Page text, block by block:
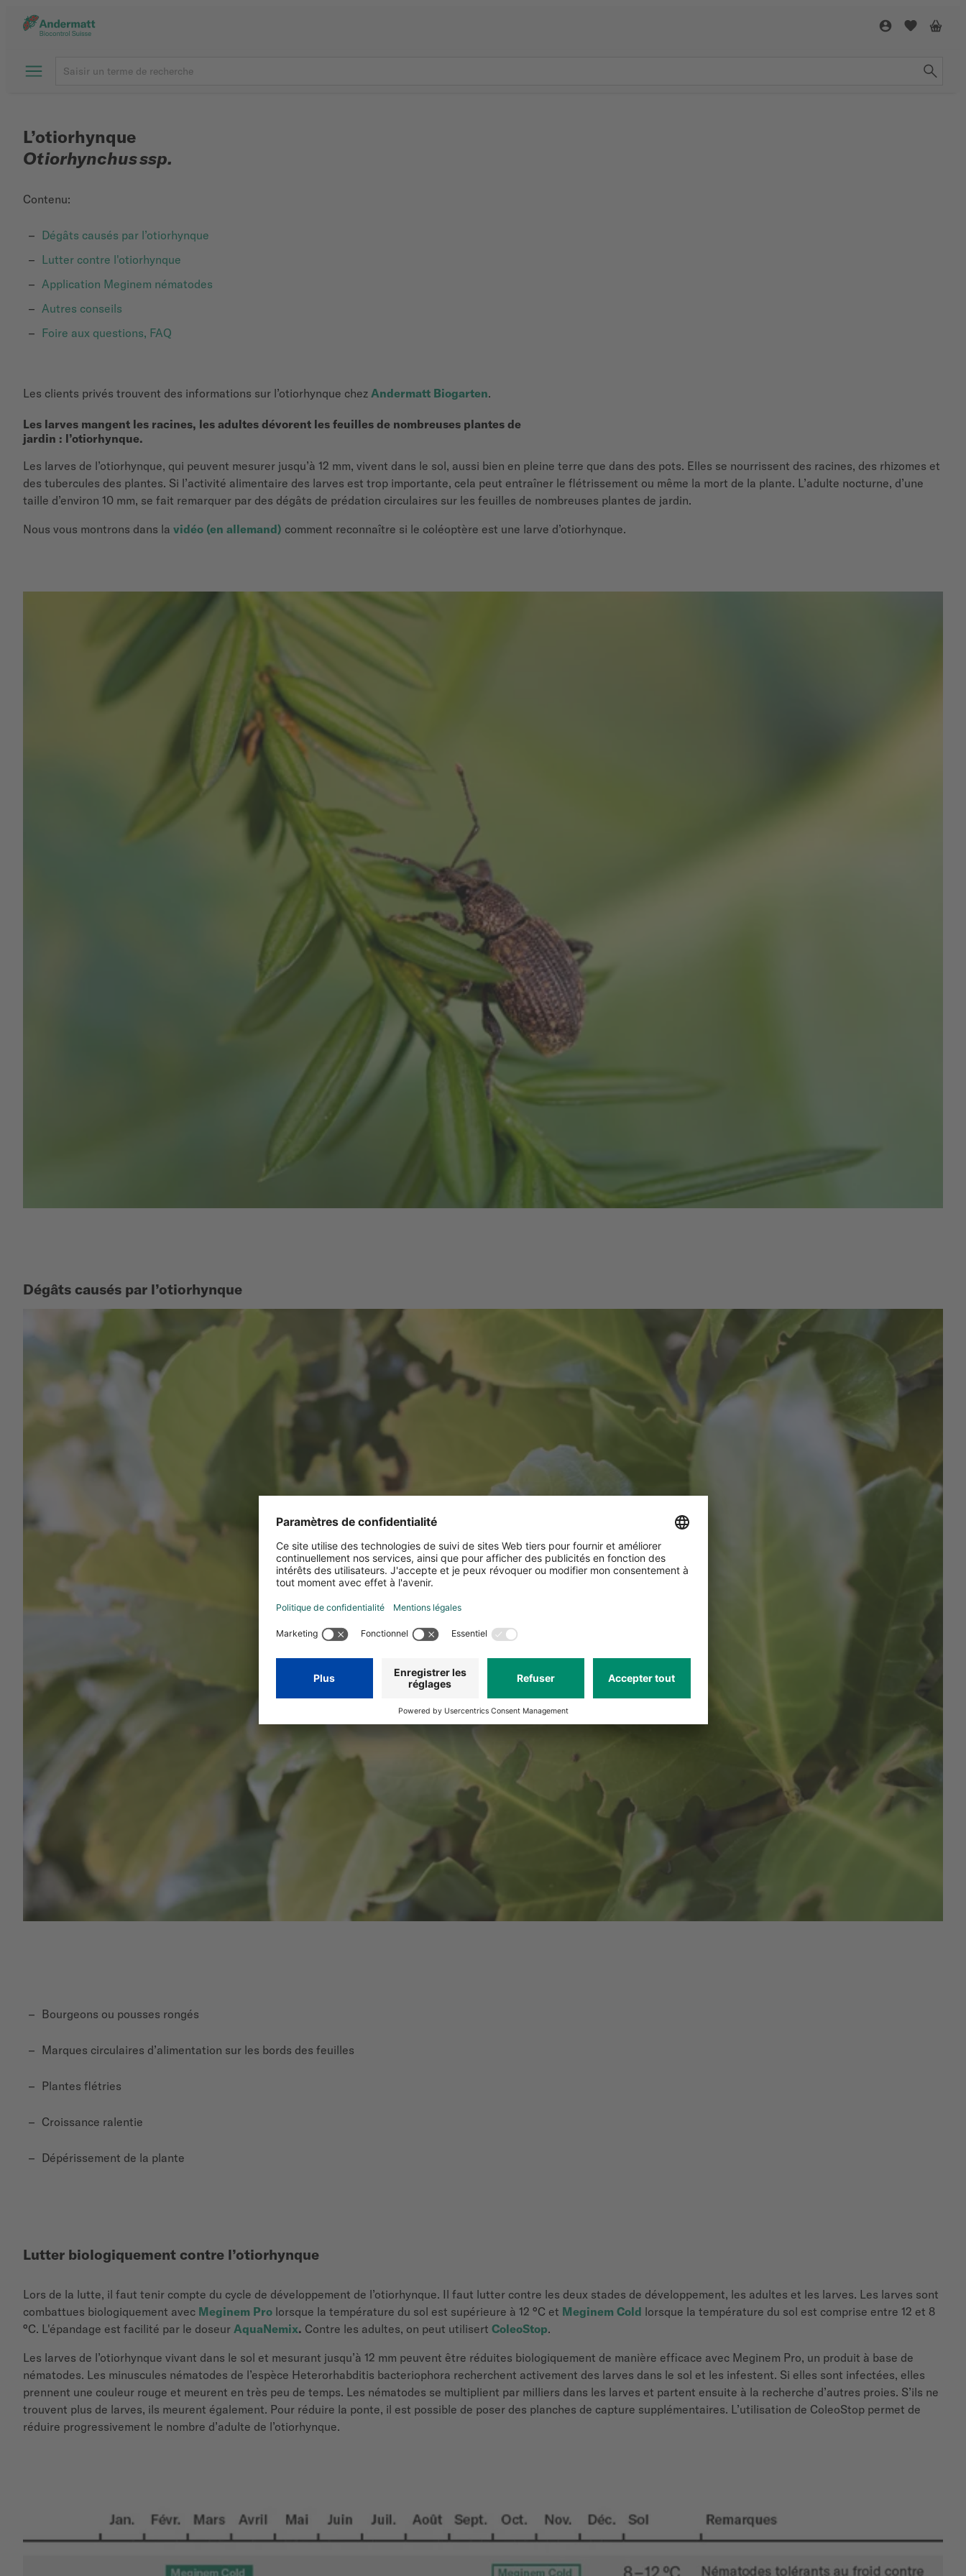
L’otiorhynque
Otiorhynchus ssp.
Contenu:
Dégâts causés par l’otiorhynque
Lutter contre l'otiorhynque
Application Meginem nématodes
Autres conseils
Foire aux questions, FAQ
Les clients privés trouvent des informations sur l’otiorhynque chez Andermatt Biogarten.
Les larves mangent les racines, les adultes dévorent les feuilles de nombreuses plantes de
jardin : l’otiorhynque.
Les larves de l’otiorhynque, qui peuvent mesurer jusqu’à 12 mm, vivent dans le sol, aussi bien en pleine terre que dans des pots. Elles se nourrissent des racines, des rhizomes et
des tubercules des plantes. Si l’activité alimentaire des larves est trop importante, cela peut entraîner le flétrissement ou même la mort de la plante. L’adulte nocturne, d’une
taille d’environ 10 mm, se fait remarquer par des dégâts de prédation circulaires sur les feuilles de nombreuses plantes de jardin.
Nous vous montrons dans la vidéo (en allemand) comment reconnaître si le coléoptère est une larve d’otiorhynque.
Dégâts causés par l’otiorhynque
Bourgeons ou pousses rongés
Marques circulaires d’alimentation sur les bords des feuilles
Plantes flétries
Croissance ralentie
Dépérissement de la plante
Lutter biologiquement contre l’otiorhynque
Lors de la lutte, il faut tenir compte du cycle de développement de l’otiorhynque. Il faut lutter contre les deux stades de développement, les adultes et les larves. Les larves sont
combattues biologiquement avec Meginem Pro lorsque la température du sol est supérieure à 12 °C et Meginem Cold lorsque la température du sol est comprise entre 12 et 8
°C. L'épandage est facilité par le doseur AquaNemix. Contre les adultes, on peut utilisert ColeoStop.
Les larves de l’otiorhynque vivant dans le sol et mesurant jusqu’à 12 mm peuvent être réduites biologiquement de manière efficace avec Meginem Pro, un produit à base de
nématodes. Les minuscules nématodes de l’espèce Heterorhabditis bacteriophora recherchent activement des larves dans le sol et les infestent. Si elles sont infectées, elles
prennent une couleur rouge et meurent en très peu de temps. Les nématodes se multiplient par milliers dans les larves et partent ensuite à la recherche d’autres proies. S’ils ne
trouvent plus de larves, ils meurent également. Pour réduire la ponte, il est possible de poser des planches de capture supplémentaires. L’utilisation de ColeoStop permet de
réduire progressivement le nombre d’adulte de l’otiorhynque.